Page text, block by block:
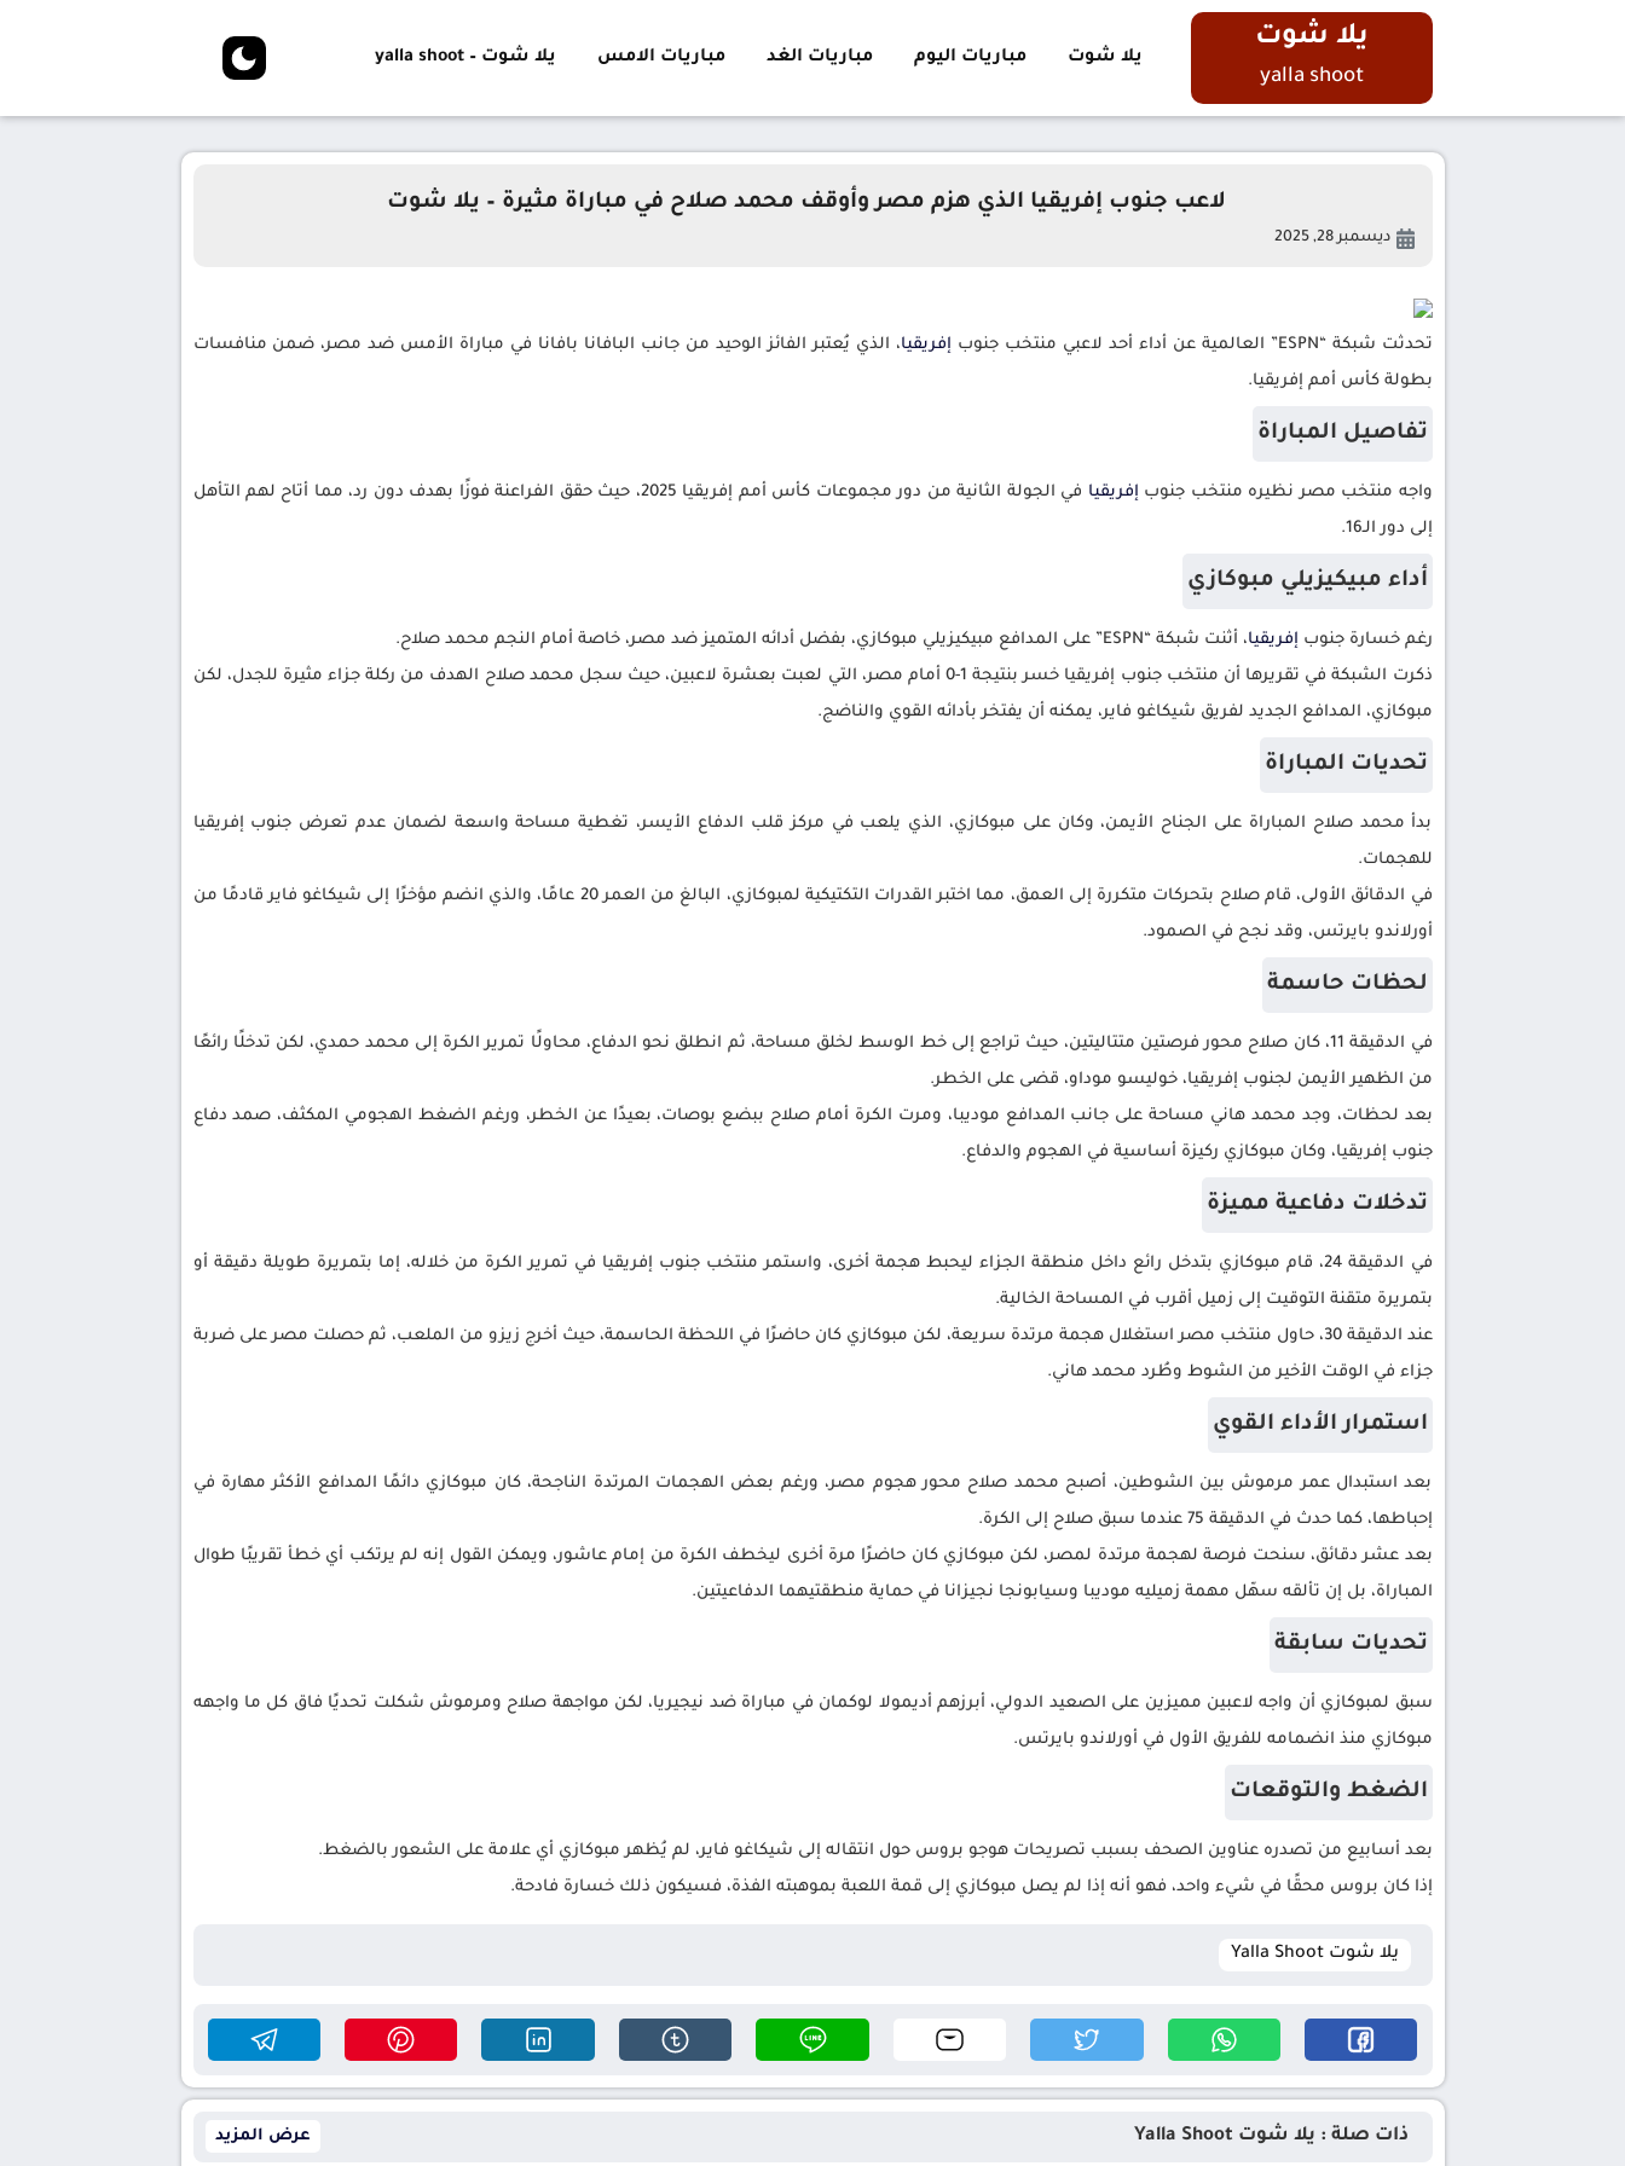
يلا شوت
yalla shoot
يلا شوت مباريات اليوم مباريات الغد مباريات الامس يلا شوت – yalla shoot
لاعب جنوب إفريقيا الذي هزم مصر وأوقف محمد صلاح في مباراة مثيرة – يلا شوت
ديسمبر 28, 2025
تحدثت شبكة “ESPN” العالمية عن أداء أحد لاعبي منتخب جنوب إفريقيا، الذي يُعتبر الفائز الوحيد من جانب البافانا بافانا في مباراة الأمس ضد مصر، ضمن منافسات
بطولة كأس أمم إفريقيا.
تفاصيل المباراة
واجه منتخب مصر نظيره منتخب جنوب إفريقيا
في الجولة الثانية من دور مجموعات كأس أمم إفريقيا 2025، حيث حقق الفراعنة فوزًا بهدف دون رد، مما أتاح لهم التأهل
إلى دور الـ16.
أداء مبيكيزيلي مبوكازي
رغم خسارة جنوب إفريقيا، أثنت شبكة “ESPN” على المدافع مبيكيزيلي مبوكازي، بفضل أدائه المتميز ضد مصر، خاصة أمام النجم محمد صلاح.
ذكرت الشبكة في تقريرها أن منتخب جنوب إفريقيا خسر بنتيجة 1-0 أمام مصر، التي لعبت بعشرة لاعبين، حيث سجل محمد صلاح الهدف من ركلة جزاء مثيرة للجدل، لكن
مبوكازي، المدافع الجديد لفريق شيكاغو فاير، يمكنه أن يفتخر بأدائه القوي والناضج.
تحديات المباراة
بدأ محمد صلاح المباراة على الجناح الأيمن، وكان على مبوكازي، الذي يلعب في مركز قلب الدفاع الأيسر، تغطية مساحة واسعة لضمان عدم تعرض جنوب إفريقيا
للهجمات.
في الدقائق الأولى، قام صلاح بتحركات متكررة إلى العمق، مما اختبر القدرات التكتيكية لمبوكازي، البالغ من العمر 20 عامًا، والذي انضم مؤخرًا إلى شيكاغو فاير قادمًا من
أورلاندو بايرتس، وقد نجح في الصمود.
لحظات حاسمة
في الدقيقة 11، كان صلاح محور فرصتين متتاليتين، حيث تراجع إلى خط الوسط لخلق مساحة، ثم انطلق نحو الدفاع، محاولًا تمرير الكرة إلى محمد حمدي، لكن تدخلًا رائعًا
من الظهير الأيمن لجنوب إفريقيا، خوليسو موداو، قضى على الخطر.
بعد لحظات، وجد محمد هاني مساحة على جانب المدافع موديبا، ومرت الكرة أمام صلاح ببضع بوصات، بعيدًا عن الخطر، ورغم الضغط الهجومي المكثف، صمد دفاع
جنوب إفريقيا، وكان مبوكازي ركيزة أساسية في الهجوم والدفاع.
تدخلات دفاعية مميزة
في الدقيقة 24، قام مبوكازي بتدخل رائع داخل منطقة الجزاء ليحبط هجمة أخرى، واستمر منتخب جنوب إفريقيا في تمرير الكرة من خلاله، إما بتمريرة طويلة دقيقة أو
بتمريرة متقنة التوقيت إلى زميل أقرب في المساحة الخالية.
عند الدقيقة 30، حاول منتخب مصر استغلال هجمة مرتدة سريعة، لكن مبوكازي كان حاضرًا في اللحظة الحاسمة، حيث أخرج زيزو من الملعب، ثم حصلت مصر على ضربة
جزاء في الوقت الأخير من الشوط وطُرد محمد هاني.
استمرار الأداء القوي
بعد استبدال عمر مرموش بين الشوطين، أصبح محمد صلاح محور هجوم مصر، ورغم بعض الهجمات المرتدة الناجحة، كان مبوكازي دائمًا المدافع الأكثر مهارة في
إحباطها، كما حدث في الدقيقة 75 عندما سبق صلاح إلى الكرة.
بعد عشر دقائق، سنحت فرصة لهجمة مرتدة لمصر، لكن مبوكازي كان حاضرًا مرة أخرى ليخطف الكرة من إمام عاشور، ويمكن القول إنه لم يرتكب أي خطأ تقريبًا طوال
المباراة، بل إن تألقه سهّل مهمة زميليه موديبا وسيابونجا نجيزانا في حماية منطقتيهما الدفاعيتين.
تحديات سابقة
سبق لمبوكازي أن واجه لاعبين مميزين على الصعيد الدولي، أبرزهم أديمولا لوكمان في مباراة ضد نيجيريا، لكن مواجهة صلاح ومرموش شكلت تحديًا فاق كل ما واجهه
مبوكازي منذ انضمامه للفريق الأول في أورلاندو بايرتس.
الضغط والتوقعات
بعد أسابيع من تصدره عناوين الصحف بسبب تصريحات هوجو بروس حول انتقاله إلى شيكاغو فاير، لم يُظهر مبوكازي أي علامة على الشعور بالضغط.
إذا كان بروس محقًا في شيء واحد، فهو أنه إذا لم يصل مبوكازي إلى قمة اللعبة بموهبته الفذة، فسيكون ذلك خسارة فادحة.
يلا شوت Yalla Shoot
ذات صلة : يلا شوت Yalla Shoot عرض المزيد